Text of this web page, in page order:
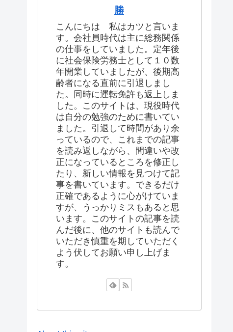
勝
こんにちは 私はカツと言いま
す。会社員時代は主に総務関係
の仕事をしていました。定年後
に社会保険労務士として１０数
年開業していましたが、後期高
齢者になる直前に引退しまし
た。同時に運転免許も返上しま
した。このサイトは、現役時代
は自分の勉強のために書いてい
ました。引退して時間があり余
っているので、これまでの記事
を読み返しながら、間違いや改
正になっているところを修正し
たり、新しい情報を見つけて記
事を書いています。できるだけ
正確であるように心がけていま
すが、うっかりミスもあると思
います。このサイトの記事を読
んだ後に、他のサイトも読んで
いただき慎重を期していただく
よう伏してお願い申し上げま
す。